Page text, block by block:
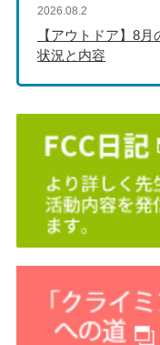
【アウトドア】8
状況と内容
2026.08.2